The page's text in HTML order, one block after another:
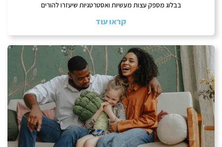
בבלוג מספק עצות מעשיות ואסטרטגיות שיעזרו להורים
קראו עוד